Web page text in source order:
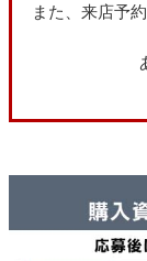
また、来店予